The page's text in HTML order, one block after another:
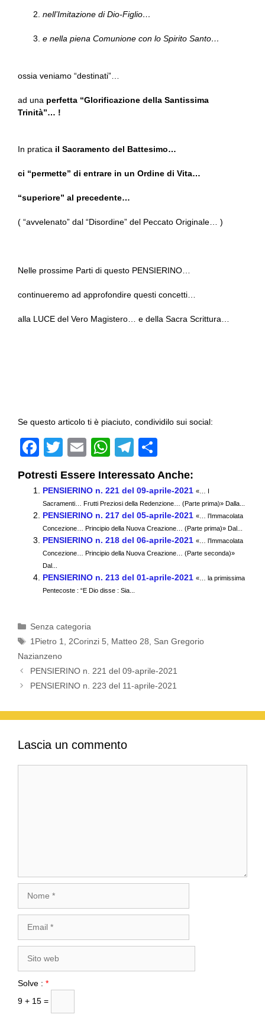
nell’Imitazione di Dio-Figlio…
e nella piena Comunione con lo Spirito Santo…
ossia veniamo “destinati”…
ad una perfetta “Glorificazione della Santissima
Trinità”… !
In pratica il Sacramento del Battesimo…
ci “permette” di entrare in un Ordine di Vita…
“superiore” al precedente…
( “avvelenato” dal “Disordine” del Peccato Originale… )
Nelle prossime Parti di questo PENSIERINO…
continueremo ad approfondire questi concetti…
alla LUCE del Vero Magistero… e della Sacra Scrittura…
Se questo articolo ti è piaciuto, condividilo sui social:
F
c
e
b
o
o
k
T
wi
tt
er
E
m
ail
W
at
s
A
p
p
T
el
e
gr
a
m
o
n
di
vi
di
Potresti Essere Interessato Anche:
PENSIERINO n. 221 del 09-aprile-2021 «… I
Sacramenti… Frutti Preziosi della Redenzione… (Parte prima)» Dalla...
PENSIERINO n. 217 del 05-aprile-2021 «… l’Immacolata
Concezione… Principio della Nuova Creazione… (Parte prima)» Dal...
PENSIERINO n. 218 del 06-aprile-2021 «… l’Immacolata
Concezione… Principio della Nuova Creazione… (Parte seconda)»
Dal...
PENSIERINO n. 213 del 01-aprile-2021 «… la primissima
Pentecoste : “E Dio disse : Sia...
Categorie
Senza categoria
Tag
1Pietro 1,2Corinzi 5, Matteo 28, San Gregorio
Nazianzeno
PENSIERINO n. 221 del 09-aprile-2021
PENSIERINO n. 223 del 11-aprile-2021
Lascia un commento
web
Solve : *
9 + 15 =